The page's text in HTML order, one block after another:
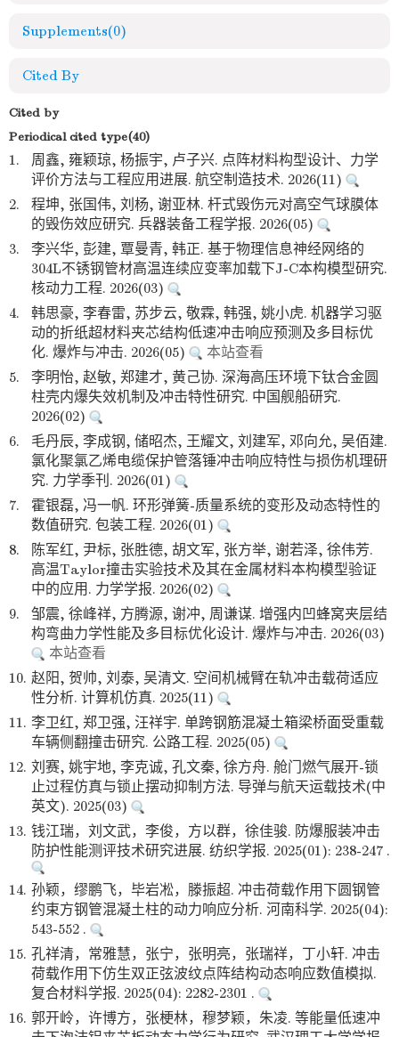
Supplements(0)
Cited By
Cited by
Periodical cited type(40)
1.
周鑫, 雍颖琼, 杨振宇, 卢子兴. 点阵材料构型设计、力学
评价方法与工程应用进展. 航空制造技术. 2026(11)
2.
程坤, 张国伟, 刘杨, 谢亚林. 杆式毁伤元对高空气球膜体
的毁伤效应研究. 兵器装备工程学报. 2026(05)
3.
李兴华, 彭建, 覃曼青, 韩正. 基于物理信息神经网络的
304L不锈钢管材高温连续应变率加载下J-C本构模型研究.
核动力工程. 2026(03)
4.
韩思豪, 李春雷, 苏步云, 敬霖, 韩强, 姚小虎. 机器学习驱
动的折纸超材料夹芯结构低速冲击响应预测及多目标优
化. 爆炸与冲击. 2026(05)
本站查看
5.
李明怡, 赵敏, 郑建才, 黄己协. 深海高压环境下钛合金圆
柱壳内爆失效机制及冲击特性研究. 中国舰船研究.
2026(02)
6.
毛丹辰, 李成钢, 储昭杰, 王耀文, 刘建军, 邓向允, 吴佰建.
氯化聚氯乙烯电缆保护管落锤冲击响应特性与损伤机理研
究. 力学季刊. 2026(01)
7.
霍银磊, 冯一帆. 环形弹簧-质量系统的变形及动态特性的
数值研究. 包装工程. 2026(01)
8.
陈军红, 尹标, 张胜德, 胡文军, 张方举, 谢若泽, 徐伟芳.
高温Taylor撞击实验技术及其在金属材料本构模型验证
中的应用. 力学学报. 2026(02)
9.
邹震, 徐峰祥, 方腾源, 谢冲, 周谦谋. 增强内凹蜂窝夹层结
构弯曲力学性能及多目标优化设计. 爆炸与冲击. 2026(03)
本站查看
10. 赵阳, 贺帅, 刘泰, 吴清文. 空间机械臂在轨冲击载荷适应
性分析. 计算机仿真. 2025(11)
11. 李卫红, 郑卫强, 汪祥宇. 单跨钢筋混凝土箱梁桥面受重载
车辆侧翻撞击研究. 公路工程. 2025(05)
12. 刘赛, 姚宇地, 李克诚, 孔文秦, 徐方舟. 舱门燃气展开-锁
止过程仿真与锁止摆动抑制方法. 导弹与航天运载技术(中
英文). 2025(03)
13. 钱江瑞，刘文武，李俊，方以群，徐佳骏. 防爆服装冲击
防护性能测评技术研究进展. 纺织学报. 2025(01): 238-247 .
14. 孙颖，缪鹏飞，毕岩凇，滕振超. 冲击荷载作用下圆钢管
约束方钢管混凝土柱的动力响应分析. 河南科学. 2025(04):
543-552 .
15. 孔祥清，常雅慧，张宁，张明亮，张瑞祥，丁小轩. 冲击
荷载作用下仿生双正弦波纹点阵结构动态响应数值模拟.
复合材料学报. 2025(04): 2282-2301 .
16. 郭开岭，许博方，张梗林，穆梦颖，朱凌. 等能量低速冲